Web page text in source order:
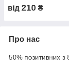
від 210 ₴
Про нас
50% позитивних з 8